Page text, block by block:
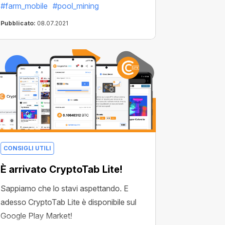
#farm_mobile #pool_mining
Pubblicato: 08.07.2021
CONSIGLI UTILI
È arrivato CryptoTab Lite!
Sappiamo che lo stavi aspettando. E
adesso CryptoTab Lite è disponibile sul
Google Play Market!